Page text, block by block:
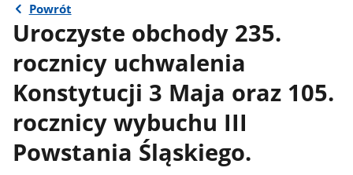
Powrót
Uroczyste obchody 235.
rocznicy uchwalenia
Konstytucji 3 Maja oraz 105.
rocznicy wybuchu III
Powstania Śląskiego.